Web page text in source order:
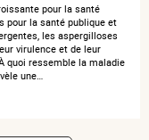
pour la santé
pour la santé publique et
les aspergilloses
virulence et de leur
quoi ressemble la maladie
une…